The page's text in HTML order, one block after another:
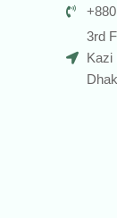
3rd
Kazi